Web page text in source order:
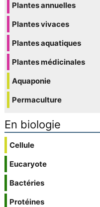
Plantes annuelles
Plantes vivaces
Plantes aquatiques
Plantes médicinales
Aquaponie
Permaculture
En biologie
Cellule
Eucaryote
Bactéries
Protéines